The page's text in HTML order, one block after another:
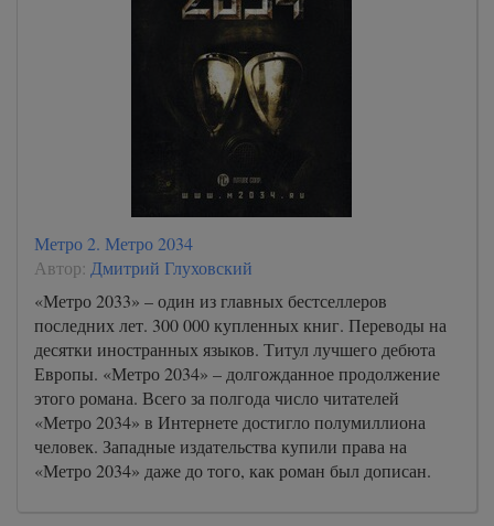
Метро 2. Метро 2034
Автор: Дмитрий Глуховский
«Метро 2033» – один из главных бестселлеров
последних лет. 300 000 купленных книг. Переводы на
десятки иностранных языков. Титул лучшего дебюта
Европы. «Метро 2034» – долгожданное продолжение
этого романа. Всего за полгода число читателей
«Метро 2034» в Интернете достигло полумиллиона
человек. Западные издательства купили права на
«Метро 2034» даже до того, как роман был дописан.